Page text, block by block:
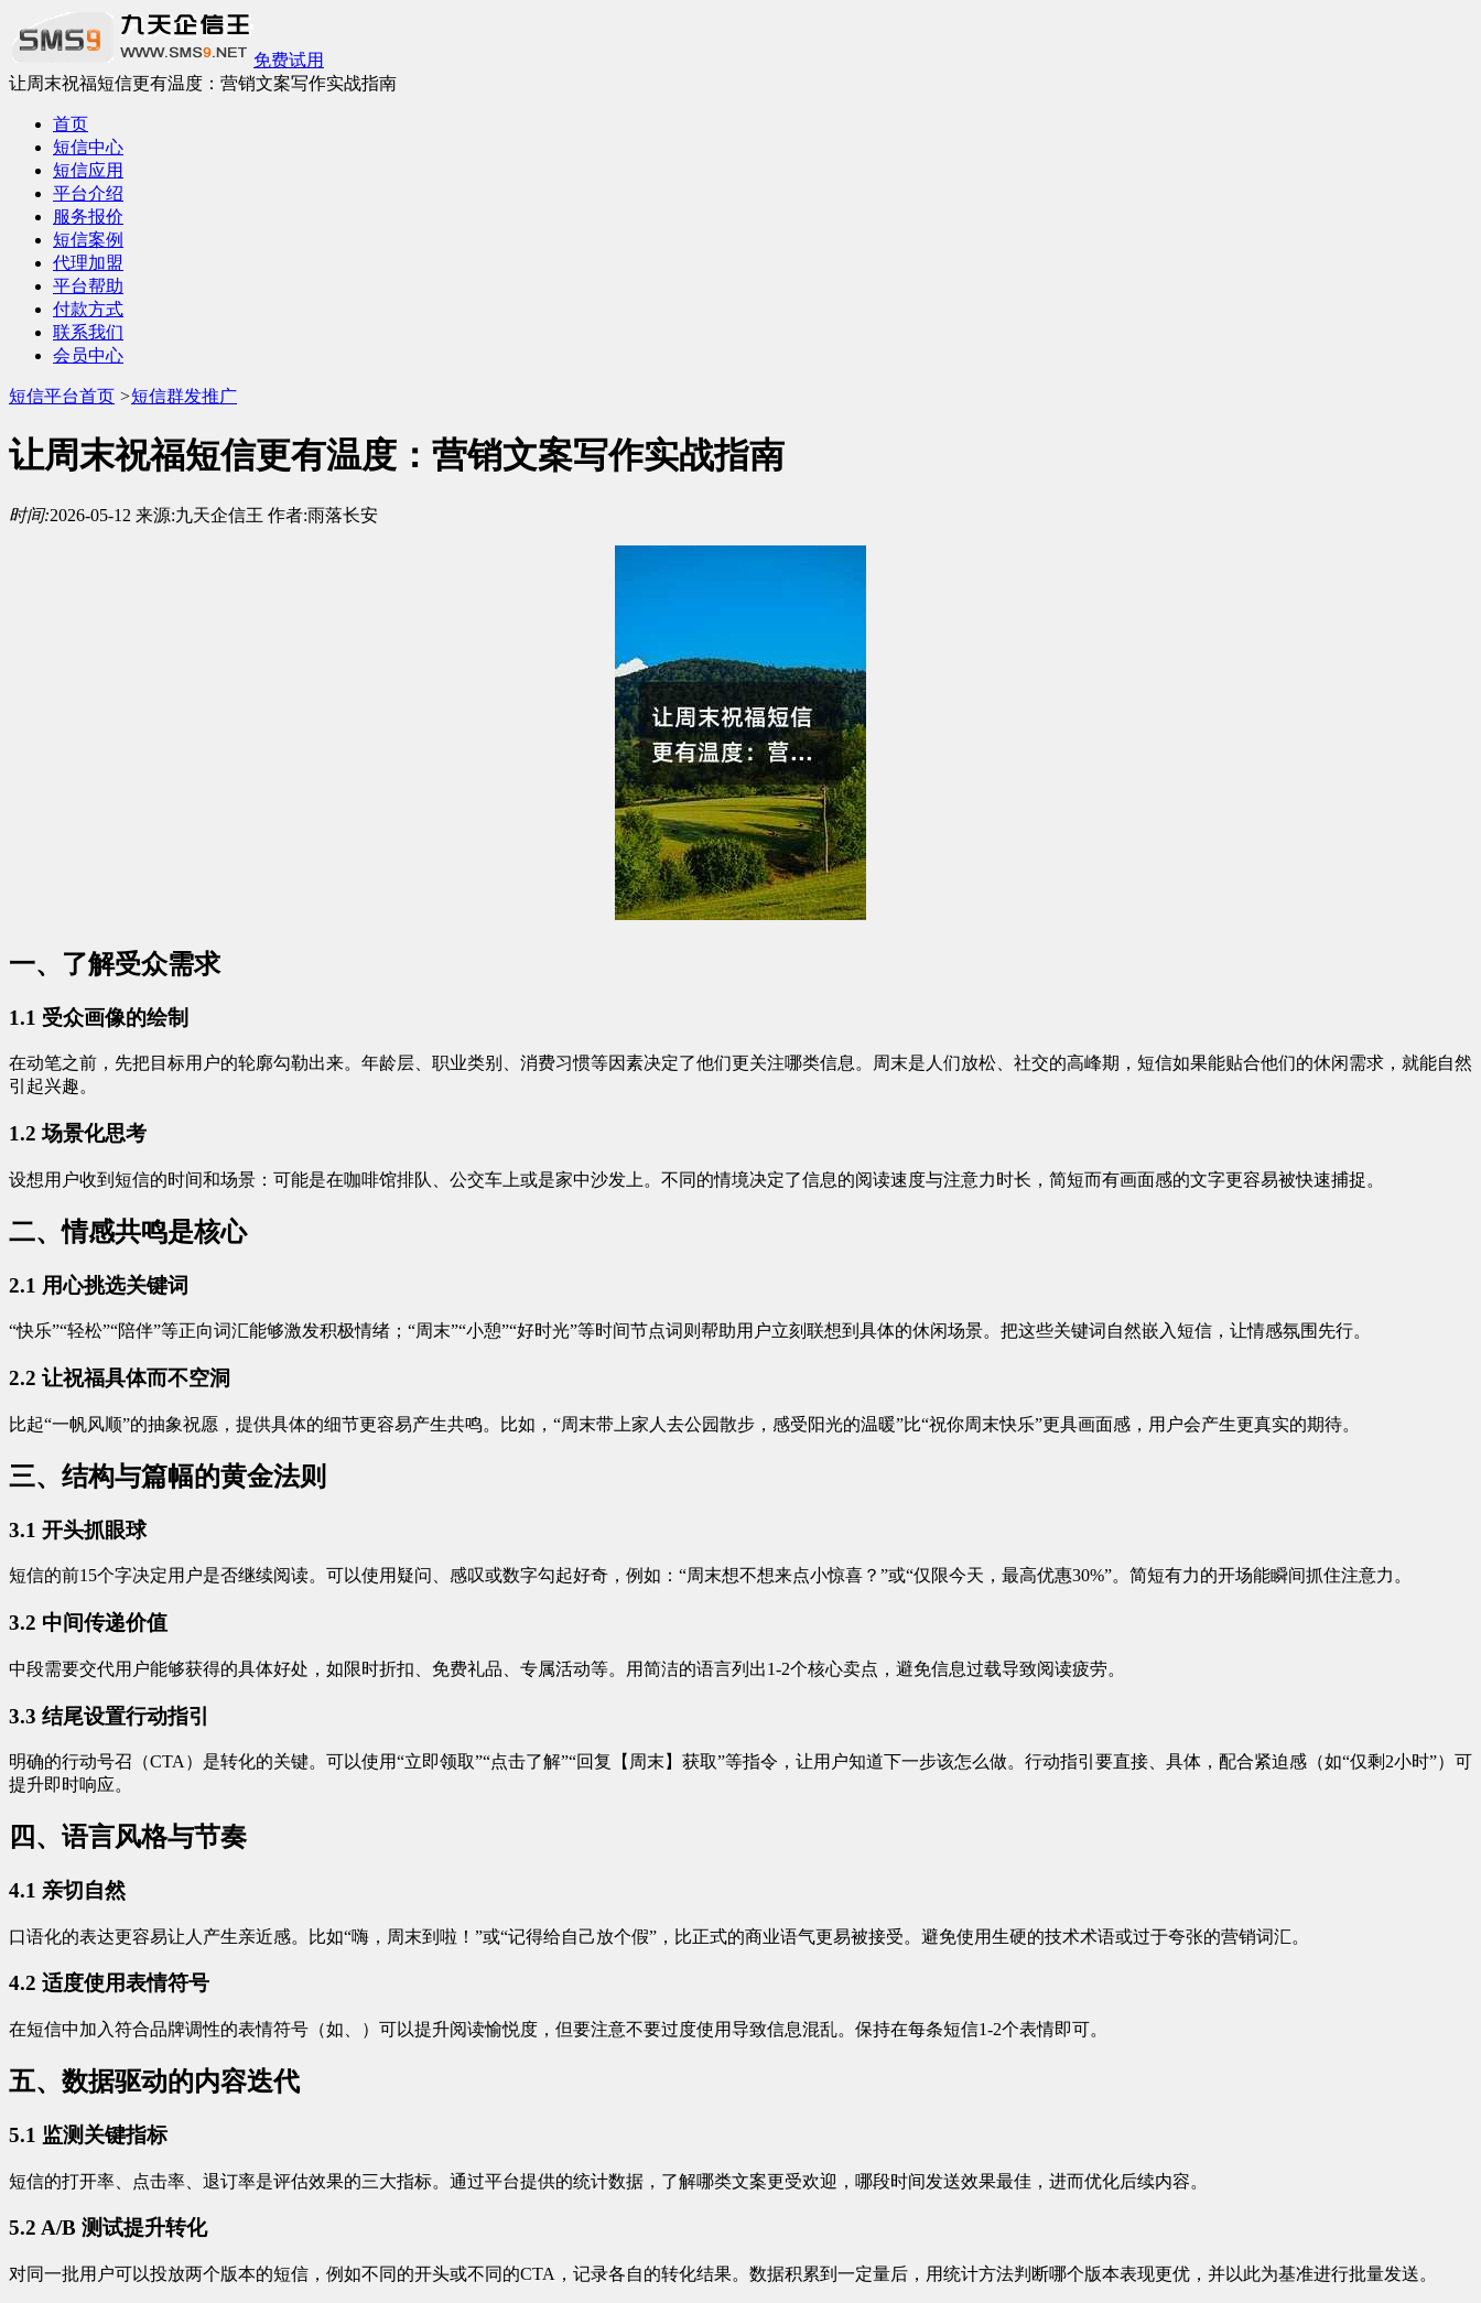
免费试用
让周末祝福短信更有温度：营销文案写作实战指南
首页
短信中心
短信应用
平台介绍
服务报价
短信案例
代理加盟
平台帮助
付款方式
联系我们
会员中心
短信平台首页 >短信群发推广
让周末祝福短信更有温度：营销文案写作实战指南
时间:2026-05-12 来源:九天企信王 作者:雨落长安
一、了解受众需求
1.1 受众画像的绘制
在动笔之前，先把目标用户的轮廓勾勒出来。年龄层、职业类别、消费习惯等因素决定了他们更关注哪类信息。周末是人们放松、社交的高峰期，短信如果能贴合他们的休闲需求，就能自然
引起兴趣。
1.2 场景化思考
设想用户收到短信的时间和场景：可能是在咖啡馆排队、公交车上或是家中沙发上。不同的情境决定了信息的阅读速度与注意力时长，简短而有画面感的文字更容易被快速捕捉。
二、情感共鸣是核心
2.1 用心挑选关键词
“快乐”“轻松”“陪伴”等正向词汇能够激发积极情绪；“周末”“小憩”“好时光”等时间节点词则帮助用户立刻联想到具体的休闲场景。把这些关键词自然嵌入短信，让情感氛围先行。
2.2 让祝福具体而不空洞
比起“一帆风顺”的抽象祝愿，提供具体的细节更容易产生共鸣。比如，“周末带上家人去公园散步，感受阳光的温暖”比“祝你周末快乐”更具画面感，用户会产生更真实的期待。
三、结构与篇幅的黄金法则
3.1 开头抓眼球
短信的前15个字决定用户是否继续阅读。可以使用疑问、感叹或数字勾起好奇，例如：“周末想不想来点小惊喜？”或“仅限今天，最高优惠30%”。简短有力的开场能瞬间抓住注意力。
3.2 中间传递价值
中段需要交代用户能够获得的具体好处，如限时折扣、免费礼品、专属活动等。用简洁的语言列出1-2个核心卖点，避免信息过载导致阅读疲劳。
3.3 结尾设置行动指引
明确的行动号召（CTA）是转化的关键。可以使用“立即领取”“点击了解”“回复【周末】获取”等指令，让用户知道下一步该怎么做。行动指引要直接、具体，配合紧迫感（如“仅剩2小时”）可
提升即时响应。
四、语言风格与节奏
4.1 亲切自然
口语化的表达更容易让人产生亲近感。比如“嗨，周末到啦！”或“记得给自己放个假”，比正式的商业语气更易被接受。避免使用生硬的技术术语或过于夸张的营销词汇。
4.2 适度使用表情符号
在短信中加入符合品牌调性的表情符号（如、）可以提升阅读愉悦度，但要注意不要过度使用导致信息混乱。保持在每条短信1-2个表情即可。
五、数据驱动的内容迭代
5.1 监测关键指标
短信的打开率、点击率、退订率是评估效果的三大指标。通过平台提供的统计数据，了解哪类文案更受欢迎，哪段时间发送效果最佳，进而优化后续内容。
5.2 A/B 测试提升转化
对同一批用户可以投放两个版本的短信，例如不同的开头或不同的CTA，记录各自的转化结果。数据积累到一定量后，用统计方法判断哪个版本表现更优，并以此为基准进行批量发送。